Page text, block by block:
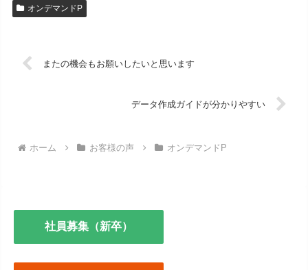
オンデマンドP
またの機会もお願いしたいと思います
データ作成ガイドが分かりやすい
ホーム お客様の声 オンデマンドP
社員募集（新卒）